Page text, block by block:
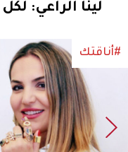
لينا الراعي:
#أناقتك